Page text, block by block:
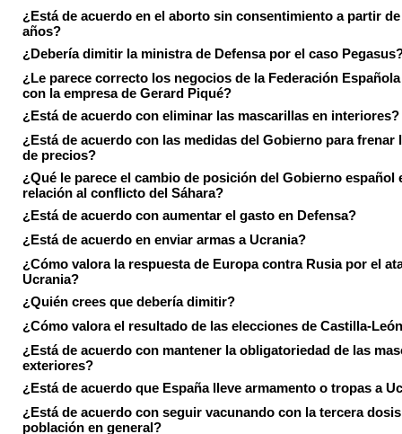
¿Está de acuerdo en el aborto sin consentimiento a partir
años?
¿Debería dimitir la ministra de Defensa por el caso
¿Le parece correcto los negocios de la Federación
con la empresa de Gerard Piqué?
¿Está de acuerdo con eliminar las mascarillas en interiores?
¿Está de acuerdo con las medidas del Gobierno para frenar
de precios?
¿Qué le parece el cambio de posición del Gobierno español
relación al conflicto del Sáhara?
¿Está de acuerdo con aumentar el gasto en Defensa?
¿Está de acuerdo en enviar armas a Ucrania?
¿Cómo valora la respuesta de Europa contra Rusia por el
Ucrania?
¿Quién crees que debería dimitir?
¿Cómo valora el resultado de las elecciones de Castilla-
¿Está de acuerdo con mantener la obligatoriedad de las
exteriores?
¿Está de acuerdo que España lleve armamento o tropas a
¿Está de acuerdo con seguir vacunando con la tercera
población en general?